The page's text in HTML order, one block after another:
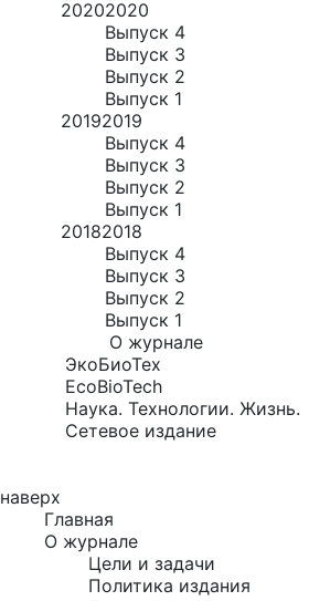
20202020
Выпуск 4
Выпуск 3
Выпуск 2
Выпуск 1
20192019
Выпуск 4
Выпуск 3
Выпуск 2
Выпуск 1
20182018
Выпуск 4
Выпуск 3
Выпуск 2
Выпуск 1
О журнале
ЭкоБиоТех
EcoBioTech
Наука. Технологии. Жизнь.
Сетевое издание
наверх
Главная
О журнале
Цели и задачи
Политика издания